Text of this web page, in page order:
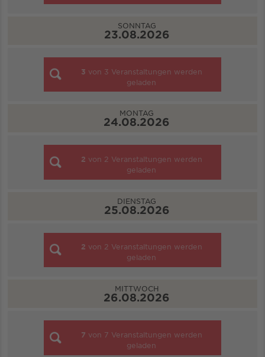
SONNTAG
23.08.2026
3 von 3 Veranstaltungen werden
geladen
MONTAG
24.08.2026
2 von 2 Veranstaltungen werden
geladen
DIENSTAG
25.08.2026
2 von 2 Veranstaltungen werden
geladen
MITTWOCH
26.08.2026
7 von 7 Veranstaltungen werden
geladen